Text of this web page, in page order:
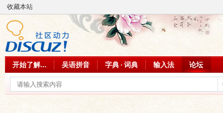
收藏本站
开始了解... 吴语拼音 字典 · 词典 输入法 论坛